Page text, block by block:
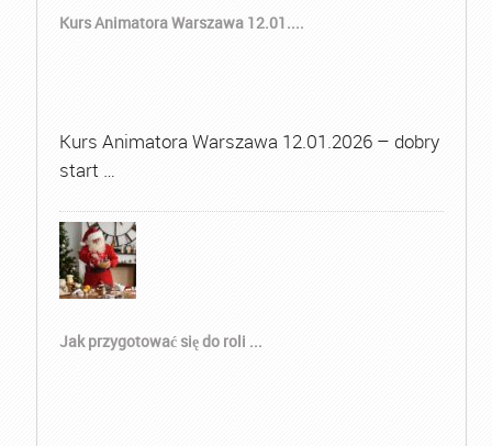
Kurs Animatora Warszawa 12.01....
Kurs Animatora Warszawa 12.01.2026 – dobry
start …
Jak przygotować się do roli ...